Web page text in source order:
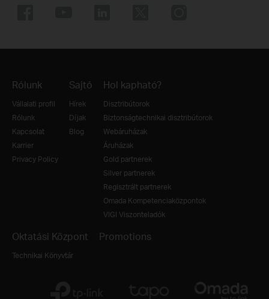
Rólunk
Vállalati profil
Rólunk
Kapcsolat
Karrier
Privacy Policy
Sajtó
Hírek
Díjak
Blog
Hol kapható?
Disztribútorok
Biztonságtechnikai disztribútorok
Webáruházak
Áruházak
Gold partnerek
Silver partnerek
Regisztrált partnerek
Omada Kompetenciaközpontok
VIGI Viszonteladók
Oktatási Központ
Technikai Könyvtár
Promotions